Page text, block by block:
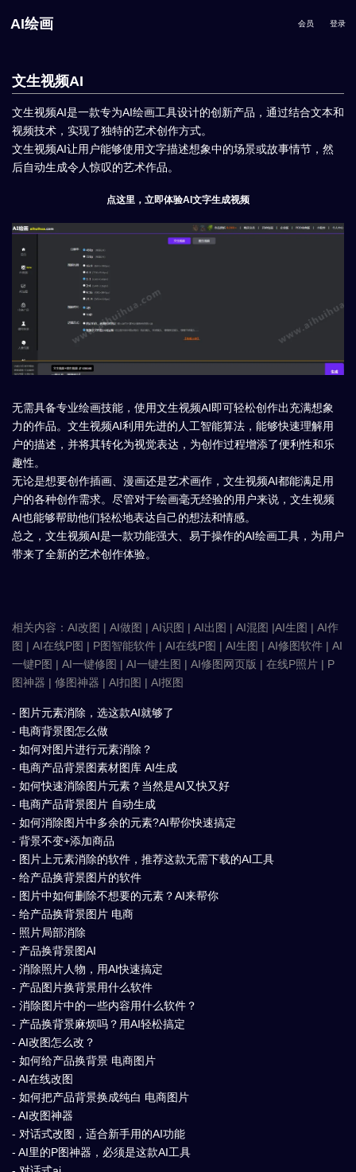
AI绘画 会员 登录
文生视频AI
文生视频AI是一款专为AI绘画工具设计的创新产品，通过结合文本和
视频技术，实现了独特的艺术创作方式。
文生视频AI让用户能够使用文字描述想象中的场景或故事情节，然
后自动生成令人惊叹的艺术作品。
点这里，立即体验AI文字生成视频
无需具备专业绘画技能，使用文生视频AI即可轻松创作出充满想象
力的作品。文生视频AI利用先进的人工智能算法，能够快速理解用
户的描述，并将其转化为视觉表达，为创作过程增添了便利性和乐
趣性。
无论是想要创作插画、漫画还是艺术画作，文生视频AI都能满足用
户的各种创作需求。尽管对于绘画毫无经验的用户来说，文生视频
AI也能够帮助他们轻松地表达自己的想法和情感。
总之，文生视频AI是一款功能强大、易于操作的AI绘画工具，为用户
带来了全新的艺术创作体验。
相关内容：AI改图 | AI做图 | AI识图 | AI出图 | AI混图 |AI生图 | AI作
图 | AI在线P图 | P图智能软件 | AI在线P图 | AI生图 | AI修图软件 | AI
一键P图 | AI一键修图 | AI一键生图 | AI修图网页版 | 在线P照片 | P
图神器 | 修图神器 | AI扣图 | AI抠图
- 图片元素消除，选这款AI就够了
- 电商背景图怎么做
- 如何对图片进行元素消除？
- 电商产品背景图素材图库 AI生成
- 如何快速消除图片元素？当然是AI又快又好
- 电商产品背景图片 自动生成
- 如何消除图片中多余的元素?AI帮你快速搞定
- 背景不变+添加商品
- 图片上元素消除的软件，推荐这款无需下载的AI工具
- 给产品换背景图片的软件
- 图片中如何删除不想要的元素？AI来帮你
- 给产品换背景图片 电商
- 照片局部消除
- 产品换背景图AI
- 消除照片人物，用AI快速搞定
- 产品图片换背景用什么软件
- 消除图片中的一些内容用什么软件？
- 产品换背景麻烦吗？用AI轻松搞定
- AI改图怎么改？
- 如何给产品换背景 电商图片
- AI在线改图
- 如何把产品背景换成纯白 电商图片
- AI改图神器
- 对话式改图，适合新手用的AI功能
- AI里的P图神器，必须是这款AI工具